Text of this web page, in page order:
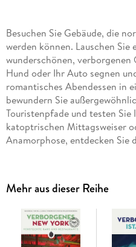
Besuchen Sie Gebäude, die
werden können. Lauschen Sie
wunderschönen, verborgenen
Hund oder Ihr Auto segnen
romantisches Abendessen in
bewundern Sie
Touristenpfade und testen Sie
katoptrischen Mittagsweiser
Anamorphose, entdecken Sie
Antlitz Jesu inne, das 1968 auf
und schützen Sie Ihren Hals
Abseits der
Mehr aus dieser Reihe